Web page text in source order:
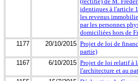
identiques à l'article
les revenus
par les personnes
domiciliées hors de
1177 20/10/2015 Projet de loi de
partie)
1167 6/10/2015 Projet de loi relatif à
l'architecture et au